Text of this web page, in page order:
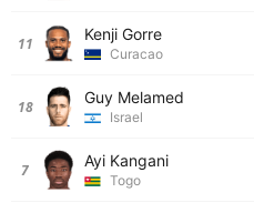
11 Kenji Gorre
Curacao
18 Guy Melamed
Israel
7 Ayi Kangani
Togo